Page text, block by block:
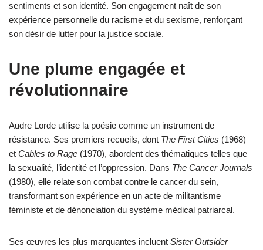
sentiments et son identité. Son engagement naît de son
expérience personnelle du racisme et du sexisme, renforçant
son désir de lutter pour la justice sociale.
Une plume engagée et
révolutionnaire
Audre Lorde utilise la poésie comme un instrument de
résistance. Ses premiers recueils, dont The First Cities (1968)
et Cables to Rage (1970), abordent des thématiques telles que
la sexualité, l’identité et l’oppression. Dans The Cancer Journals
(1980), elle relate son combat contre le cancer du sein,
transformant son expérience en un acte de militantisme
féministe et de dénonciation du système médical patriarcal.
Ses œuvres les plus marquantes incluent Sister Outsider